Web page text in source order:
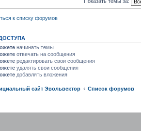
к списку форумов
начинать темы
отвечать на сообщения
редактировать свои сообщения
удалять свои сообщения
добавлять вложения
сайт Эвольвектор Список форумов